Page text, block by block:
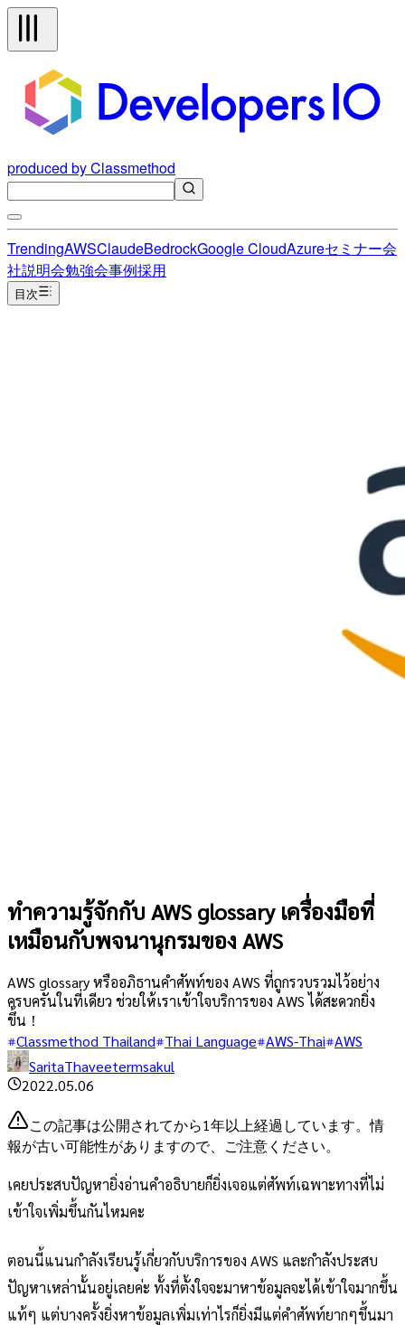
produced by Classmethod
TrendingAWSClaudeBedrockGoogle CloudAzureセミナー会
社説明会勉強会事例採用
目次
ทำความรู้จักกับ AWS glossary เครื่องมือที่
เหมือนกับพจนานุกรมของ AWS
AWS glossary หรืออภิธานคำศัพท์ของ AWS ที่ถูกรวบรวมไว้อย่าง
ครบครันในที่เดียว ช่วยให้เราเข้าใจบริการของ AWS ได้สะดวกยิ่ง
ขึ้น！
Classmethod Thailand Thai Language AWS-Thai AWS
SaritaThaveetermsakul
2022.05.06
この記事は公開されてから1年以上経過しています。情
報が古い可能性がありますので、ご注意ください。
เคยประสบปัญหายิ่งอ่านคำอธิบายก็ยิ่งเจอแต่ศัพท์เฉพาะทางที่ไม่
เข้าใจเพิ่มขึ้นกันไหมคะ
ตอนนี้แนนกำลังเรียนรู้เกี่ยวกับบริการของ AWS และกำลังประสบ
ปัญหาเหล่านั้นอยู่เลยค่ะ ทั้งที่ตั้งใจจะมาหาข้อมูลจะได้เข้าใจมากขึ้น
แท้ๆ แต่บางครั้งยิ่งหาข้อมูลเพิ่มเท่าไรก็ยิ่งมีแต่คำศัพท์ยากๆขึ้นมา